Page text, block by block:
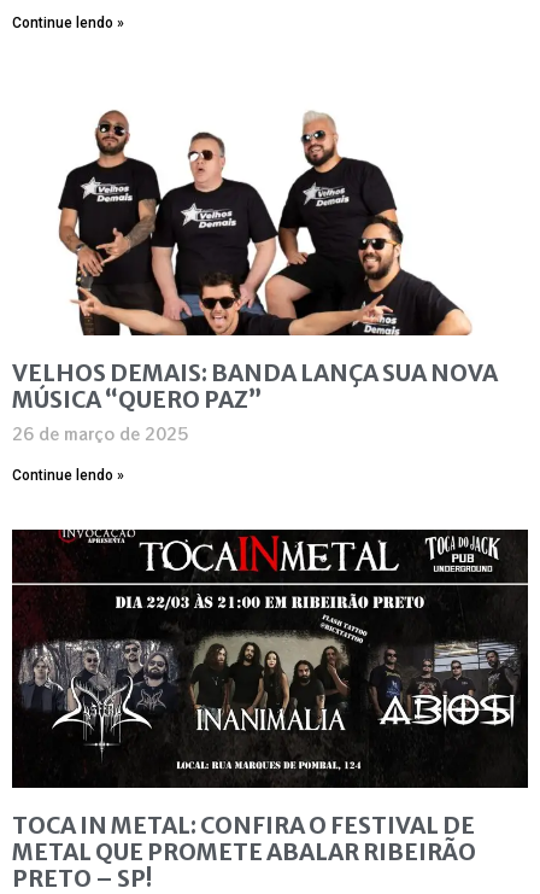
Continue lendo »
VELHOS DEMAIS: BANDA LANÇA SUA NOVA
MÚSICA “QUERO PAZ”
26 de março de 2025
Continue lendo »
TOCA IN METAL: CONFIRA O FESTIVAL DE
METAL QUE PROMETE ABALAR RIBEIRÃO
PRETO – SP!